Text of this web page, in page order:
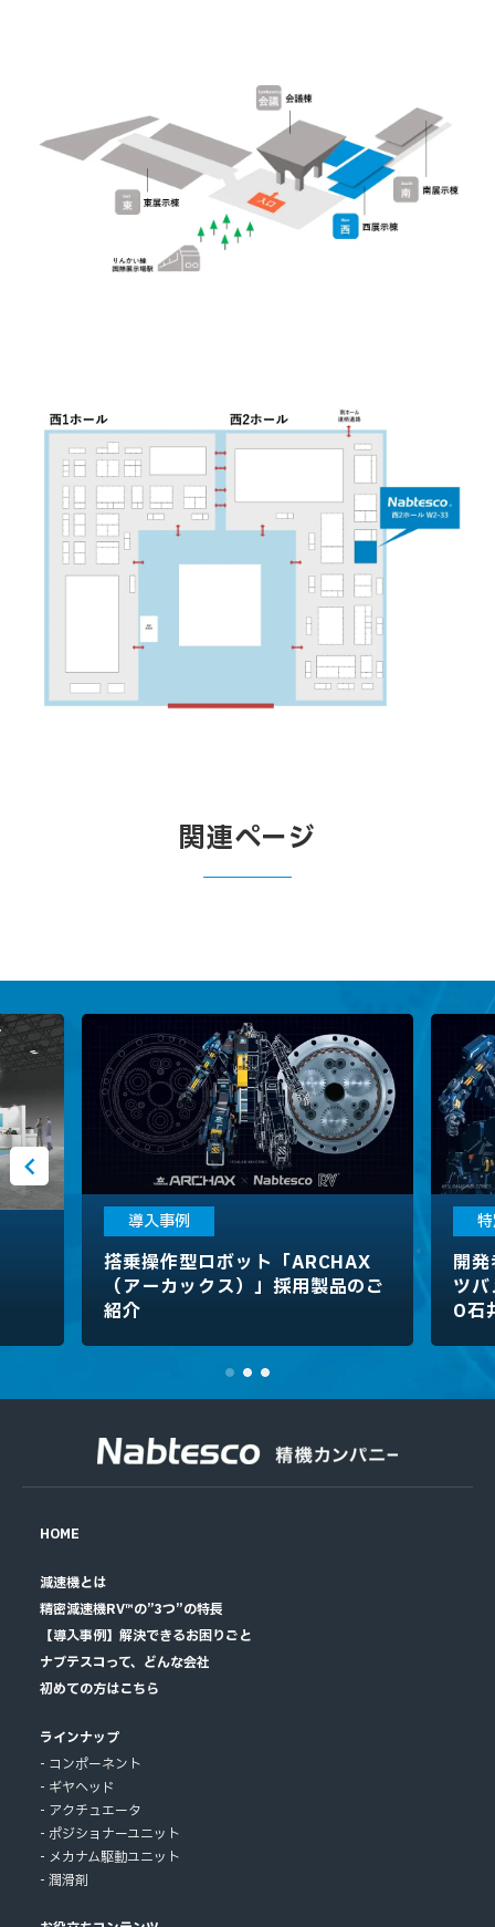
関連ページ
導入事例
搭乗操作型ロボット「ARCHAX
（アーカックス）」採用製品のご
紹介
開
ツ
O石
HOME
減速機とは
精密減速機RV™の”3つ”の特長
【導入事例】解決できるお困りごと
ナブテスコって、どんな会社
初めての方はこちら
ラインナップ
コンポーネント
ギヤヘッド
アクチュエータ
ポジショナーユニット
メカナム駆動ユニット
潤滑剤